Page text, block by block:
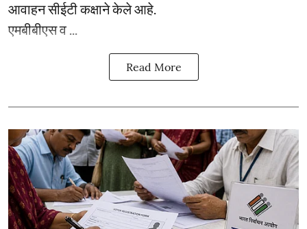
आवाहन सीईटी कक्षाने केले आहे.
एमबीबीएस व ...
Read More